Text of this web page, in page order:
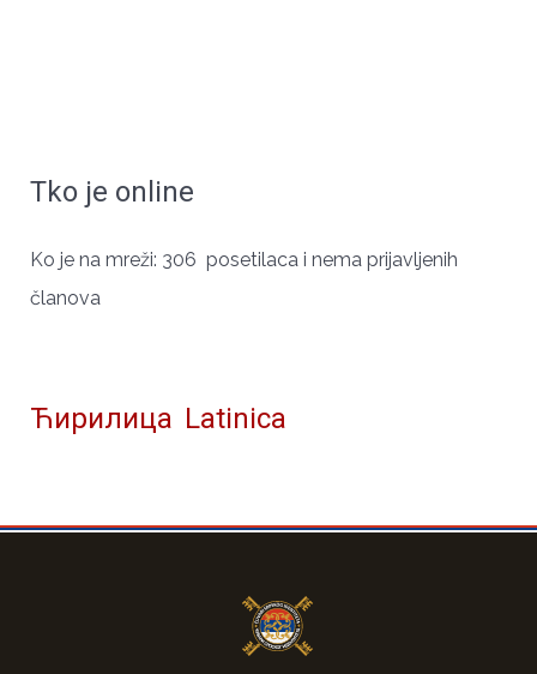
Tko je online
Ko je na mreži: 306 posetilaca i nema prijavljenih
članova
Ћирилица Latinica